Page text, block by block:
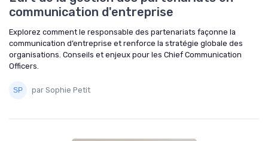
communication d'entreprise
Explorez comment le responsable des partenariats façonne la
communication d’entreprise et renforce la stratégie globale des
organisations. Conseils et enjeux pour les Chief Communication
Officers.
par Sophie Petit